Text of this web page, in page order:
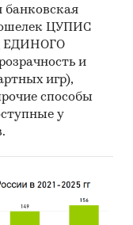
Минэнерго,
налоговой
а также
банковская
ЦУПИС
ЕДИНОГО
и
игр),
способы
у